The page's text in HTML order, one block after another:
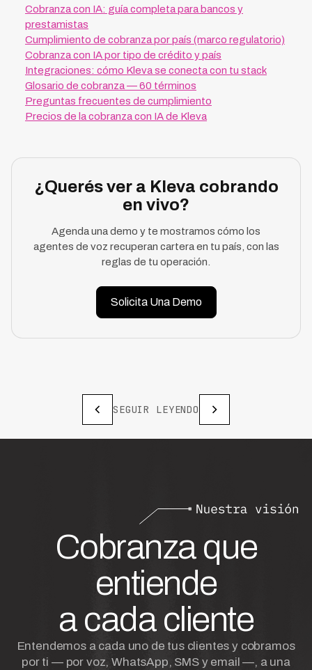
Cobranza con IA: guía completa para bancos y
prestamistas
Cumplimiento de cobranza por país (marco regulatorio)
Cobranza con IA por tipo de crédito y país
Integraciones: cómo Kleva se conecta con tu stack
Glosario de cobranza — 60 términos
Preguntas frecuentes de cumplimiento
Precios de la cobranza con IA de Kleva
¿Querés ver a Kleva cobrando
en vivo?
Agenda una demo y te mostramos cómo los
agentes de voz recuperan cartera en tu país, con las
reglas de tu operación.
Solicita Una Demo
SEGUIR LEYENDO
Cobranza que
entiende
a cada cliente
Entendemos a cada uno de tus clientes y cobramos
por ti — por voz, WhatsApp, SMS y email —, a una